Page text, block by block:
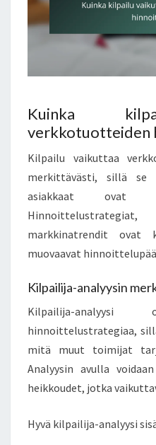
Kuinka
verkkotuotteiden
Kilpailu vaikuttaa
merkittävästi, sillä se
asiakkaat ovat
markkinatrendit ovat
muovaavat
Kilpailija-analyysin
Kilpailija-
hinnoittelustrategiaa,
mitä muut toimijat
Analyysin avulla
heikkoudet, jotka
Hyvä kilpailija-analyysi